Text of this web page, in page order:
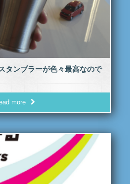
タンブラーが色々最高なので
more